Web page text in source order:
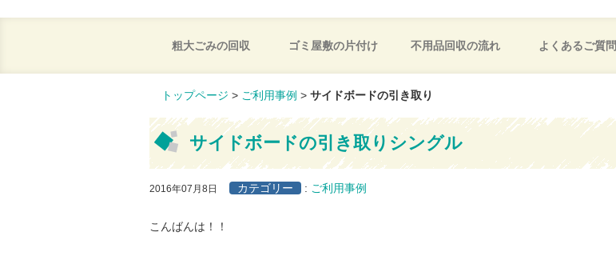
粗大ごみの回収 ゴミ屋敷の片付け 不用品回収の流れ よくあるご質問
トップページ > ご利用事例 > サイドボードの引き取り
サイドボードの引き取りシングル
2016年07月8日 カテゴリー : ご利用事例
こんばんは！！